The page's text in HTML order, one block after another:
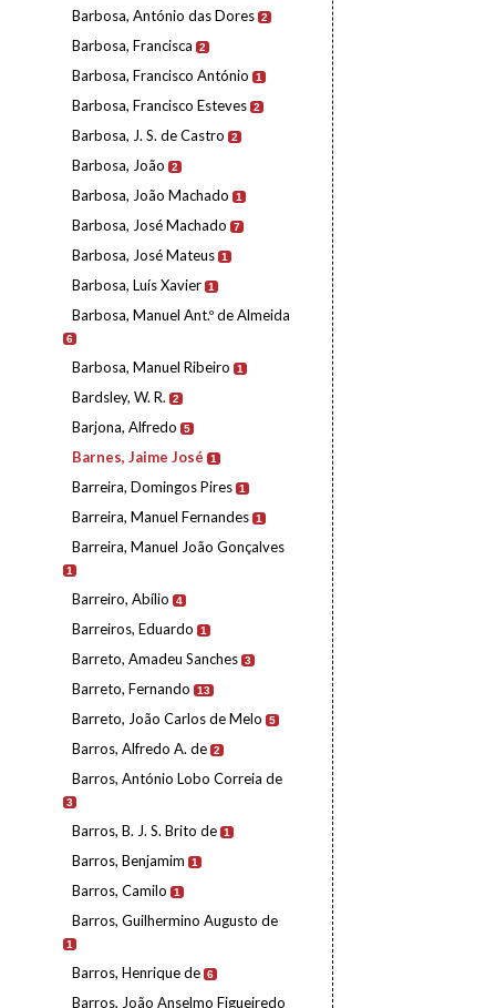
Barbosa, António das Dores 2
Barbosa, Francisca 2
Barbosa, Francisco António 1
Barbosa, Francisco Esteves 2
Barbosa, J. S. de Castro 2
Barbosa, João 2
Barbosa, João Machado 1
Barbosa, José Machado 7
Barbosa, José Mateus 1
Barbosa, Luís Xavier 1
Barbosa, Manuel Ant.º de Almeida
6
Barbosa, Manuel Ribeiro 1
Bardsley, W. R. 2
Barjona, Alfredo 5
Barnes, Jaime José 1
Barreira, Domingos Pires 1
Barreira, Manuel Fernandes 1
Barreira, Manuel João Gonçalves
1
Barreiro, Abílio 4
Barreiros, Eduardo 1
Barreto, Amadeu Sanches 3
Barreto, Fernando 13
Barreto, João Carlos de Melo 5
Barros, Alfredo A. de 2
Barros, António Lobo Correia de
3
Barros, B. J. S. Brito de 1
Barros, Benjamim 1
Barros, Camilo 1
Barros, Guilhermino Augusto de
1
Barros, Henrique de 6
Barros, João Anselmo Figueiredo